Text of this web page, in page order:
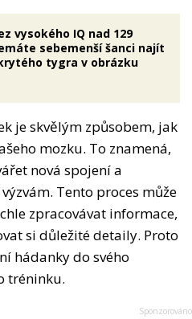
vysokého IQ nad 129
sebemenší šanci najít
tygra v obrázku
je skvělým způsobem, jak
mozku. To znamená,
nová spojení a
Tento proces může
zpracovávat informace,
si důležité detaily. Proto
hádanky do svého
tréninku.